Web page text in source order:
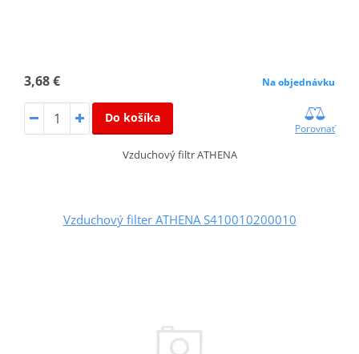
3,68 € Na objednávku
Do košíka
Porovnať
Vzduchový filtr ATHENA
Vzduchový filter ATHENA S410010200010